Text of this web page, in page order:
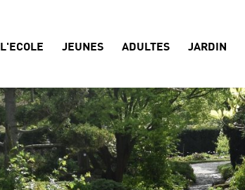
L'ECOLE JEUNES ADULTES JARDIN